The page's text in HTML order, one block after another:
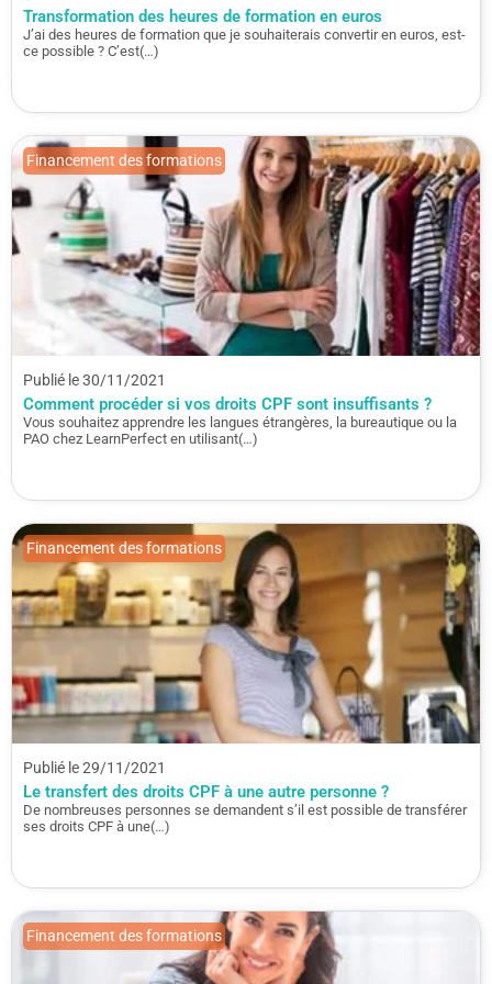
Transformation des heures de formation en euros
J’ai des heures de formation que je souhaiterais convertir en euros, est-
ce possible ? C’est(…)
Publié le 30/11/2021
Comment procéder si vos droits CPF sont insuffisants ?
Vous souhaitez apprendre les langues étrangères, la bureautique ou la
PAO chez LearnPerfect en utilisant(…)
Financement des formations
Publié le 29/11/2021
Le transfert des droits CPF à une autre personne ?
De nombreuses personnes se demandent s’il est possible de transférer
ses droits CPF à une(…)
Financement des formations
Financement des formations